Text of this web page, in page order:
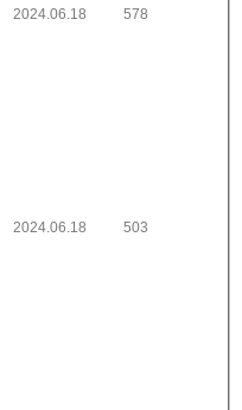
2024.06.18 578
2024.06.18 503